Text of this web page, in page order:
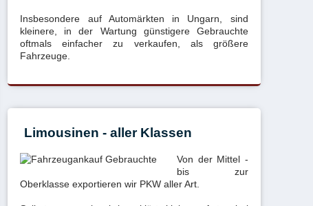
Insbesondere auf Automärkten in Ungarn, sind
kleinere, in der Wartung günstigere Gebrauchte
oftmals einfacher zu verkaufen, als größere
Fahrzeuge.
Limousinen - aller Klassen
Von der Mittel -
bis zur
Oberklasse exportieren wir PKW aller Art.